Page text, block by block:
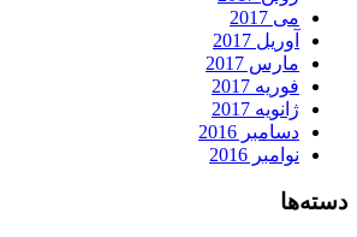
می 2017
آوریل 2017
مارس 2017
فوریه 2017
ژانویه 2017
دسامبر 2016
نوامبر 2016
دسته‌ها